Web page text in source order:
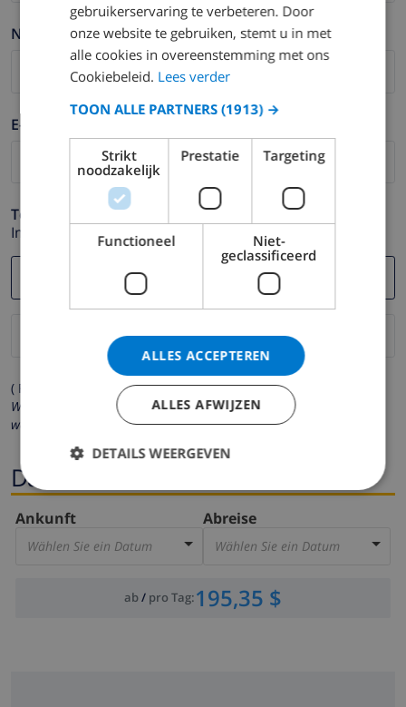
Nachname *
E-mail *
Telefonnummer *
Im Fall Ihre E-mail Adresse nicht korrekt funktioniert.
( Felder mit Sternchen (*) müssen ausgefüllt werden )
Wir respektieren Ihre Privatsphäre. Ihre persönlichen Daten
werden zu keiner Zeit an Dritte weitergegeben.
Dates
Ankunft
Wählen Sie ein Datum
Abreise
Wählen Sie ein Datum
ab/ pro Tag:195,35 $
gebruikerservaring te verbeteren. Door
onze website te gebruiken, stemt u in met
alle cookies in overeenstemming met ons
Cookiebeleid. Lees verder
TOON ALLE PARTNERS(1913) →
Strikt
noodzakelijk
Prestatie Targeting
Functioneel
Niet-
geclassificeerd
ALLES ACCEPTEREN
ALLES AFWIJZEN
DETAILS WEERGEVEN